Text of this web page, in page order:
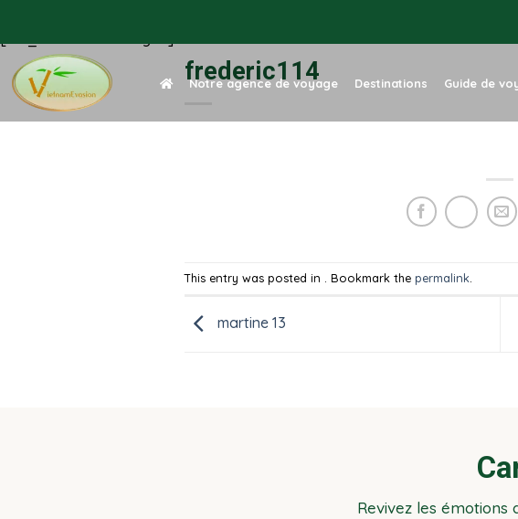
content
Notre agence de voyage Destinations Guide de
frederic114
This entry was posted in . Bookmark the permalink
martine 13
Revivez les émotions